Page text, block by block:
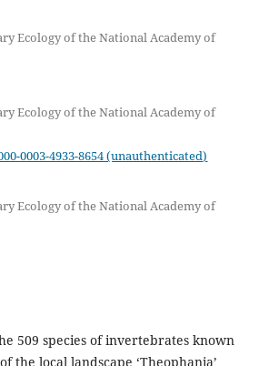
Ecology of the National Academy of
Ecology of the National Academy of
0003-4933-8654 (unauthenticated)
Ecology of the National Academy of
509 species of invertebrates known
the local landscape ‘Theophania’